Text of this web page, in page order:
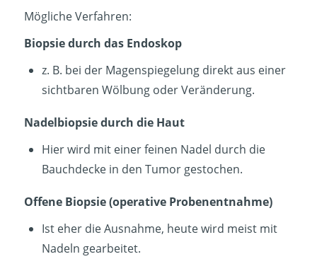
Mögliche Verfahren:
Biopsie durch das Endoskop
z. B. bei der Magenspiegelung direkt aus einer
sichtbaren Wölbung oder Veränderung.
Nadelbiopsie durch die Haut
Hier wird mit einer feinen Nadel durch die
Bauchdecke in den Tumor gestochen.
Offene Biopsie (operative Probenentnahme)
Ist eher die Ausnahme, heute wird meist mit
Nadeln gearbeitet.